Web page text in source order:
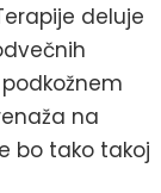
deluje
na
bo tako takoj